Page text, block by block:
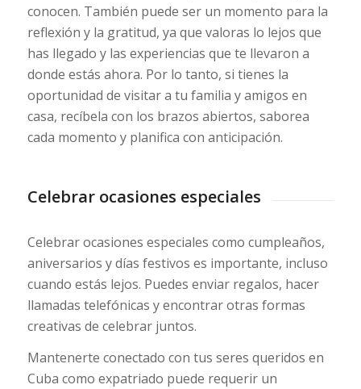
conocen. También puede ser un momento para la
reflexión y la gratitud, ya que valoras lo lejos que
has llegado y las experiencias que te llevaron a
donde estás ahora. Por lo tanto, si tienes la
oportunidad de visitar a tu familia y amigos en
casa, recíbela con los brazos abiertos, saborea
cada momento y planifica con anticipación.
Celebrar ocasiones especiales
Celebrar ocasiones especiales como cumpleaños,
aniversarios y días festivos es importante, incluso
cuando estás lejos. Puedes enviar regalos, hacer
llamadas telefónicas y encontrar otras formas
creativas de celebrar juntos.
Mantenerte conectado con tus seres queridos en
Cuba como expatriado puede requerir un